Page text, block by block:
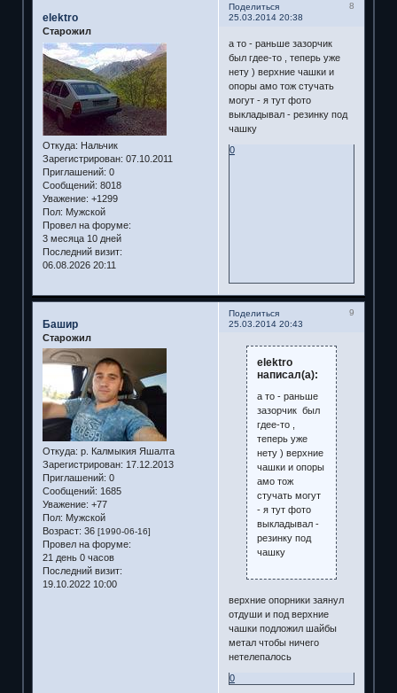
Поделиться
8
25.03.2014 20:38
elektro
Старожил
Откуда: Нальчик
Зарегистрирован: 07.10.2011
Приглашений: 0
Сообщений: 8018
Уважение: +1299
Пол: Мужской
Провел на форуме:
3 месяца 10 дней
Последний визит:
06.08.2026 20:11
а то - раньше зазорчик
был гдее-то , теперь уже
нету ) верхние чашки и
опоры амо тож стучать
могут - я тут фото
выкладывал - резинку под
чашку
0
Поделиться
9
25.03.2014 20:43
Башир
Старожил
Откуда: р. Калмыкия Яшалта
Зарегистрирован: 17.12.2013
Приглашений: 0
Сообщений: 1685
Уважение: +77
Пол: Мужской
Возраст: 36 [1990-06-16]
Провел на форуме:
21 день 0 часов
Последний визит:
19.10.2022 10:00
elektro
написал(а):
а то - раньше
зазорчик был
гдее-то ,
теперь уже
нету ) верхние
чашки и опоры
амо тож
стучать могут
- я тут фото
выкладывал -
резинку под
чашку
верхние опорники заянул
отдуши и под верхние
чашки подложил шайбы
метал чтобы ничего
нетелепалось
0